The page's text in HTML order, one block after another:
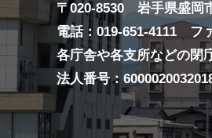
〒020-8530 岩手県盛
電話：019-651-4111 フ
各庁舎や各支所などの閉
法人番号：